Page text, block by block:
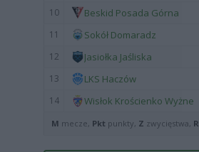
10 Beskid Posada Górna
11 Sokół Domaradz
12 Jasiołka Jaśliska
13 LKS Haczów
14 Wisłok Krościenko Wyżne
M mecze, Pkt punkty, Z zwycięstwa, R